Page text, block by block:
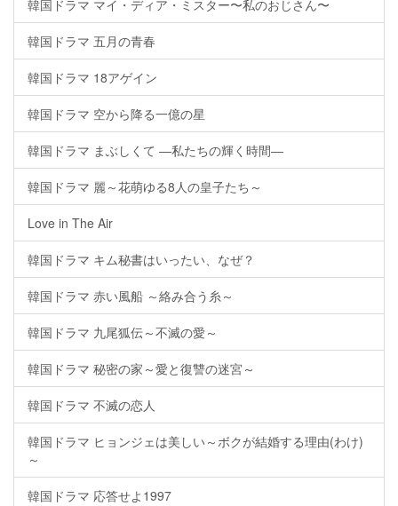
韓国ドラマ マイ・ディア・ミスター〜私のおじさん〜
韓国ドラマ 五月の青春
韓国ドラマ 18アゲイン
韓国ドラマ 空から降る一億の星
韓国ドラマ まぶしくて ―私たちの輝く時間―
韓国ドラマ 麗～花萌ゆる8人の皇子たち～
Love in The Air
韓国ドラマ キム秘書はいったい、なぜ？
韓国ドラマ 赤い風船 ～絡み合う糸～
韓国ドラマ 九尾狐伝～不滅の愛～
韓国ドラマ 秘密の家～愛と復讐の迷宮～
韓国ドラマ 不滅の恋人
韓国ドラマ ヒョンジェは美しい～ボクが結婚する理由(わけ)
～
韓国ドラマ 応答せよ1997